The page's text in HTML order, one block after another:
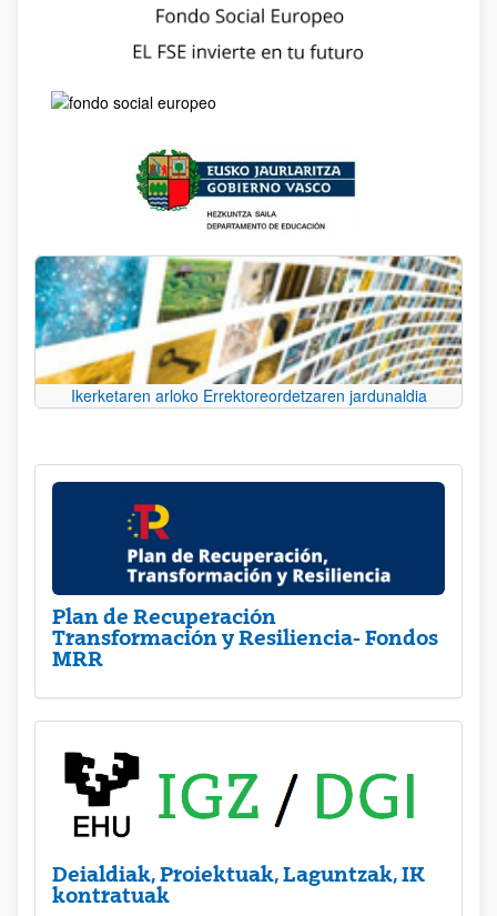
Ikerketaren arloko Errektoreordetzaren jardunaldia
Plan de Recuperación
Transformación y Resiliencia- Fondos
MRR
Deialdiak, Proiektuak, Laguntzak, IK
kontratuak